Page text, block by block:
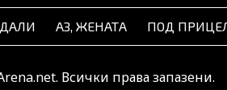
АЗ, ЖЕНАТА ПОД
Всички права запазени.